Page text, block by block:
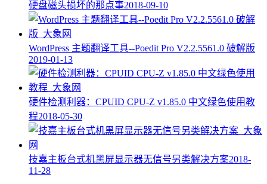
硬盘磁头损坏的那点事2018-09-10
WordPress 主题翻译工具--Poedit Pro V2.2.5561.0 破解版
2019-01-13
硬件检测利器：CPUID CPU-Z v1.85.0 中文绿色使用教
程2018-05-30
技嘉主板台式机黑屏显示器无信号另类解决方案2018-
11-28